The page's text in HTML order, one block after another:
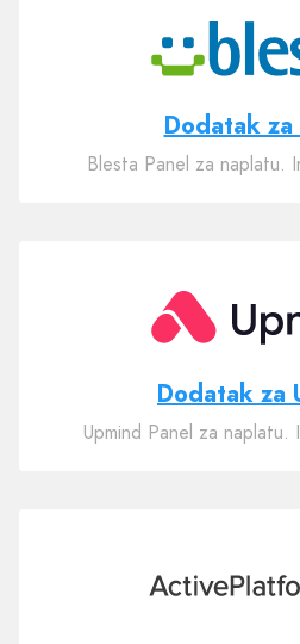
Dodatak za
Blesta Panel za naplatu.
Dodatak za
Upmind Panel za naplatu.